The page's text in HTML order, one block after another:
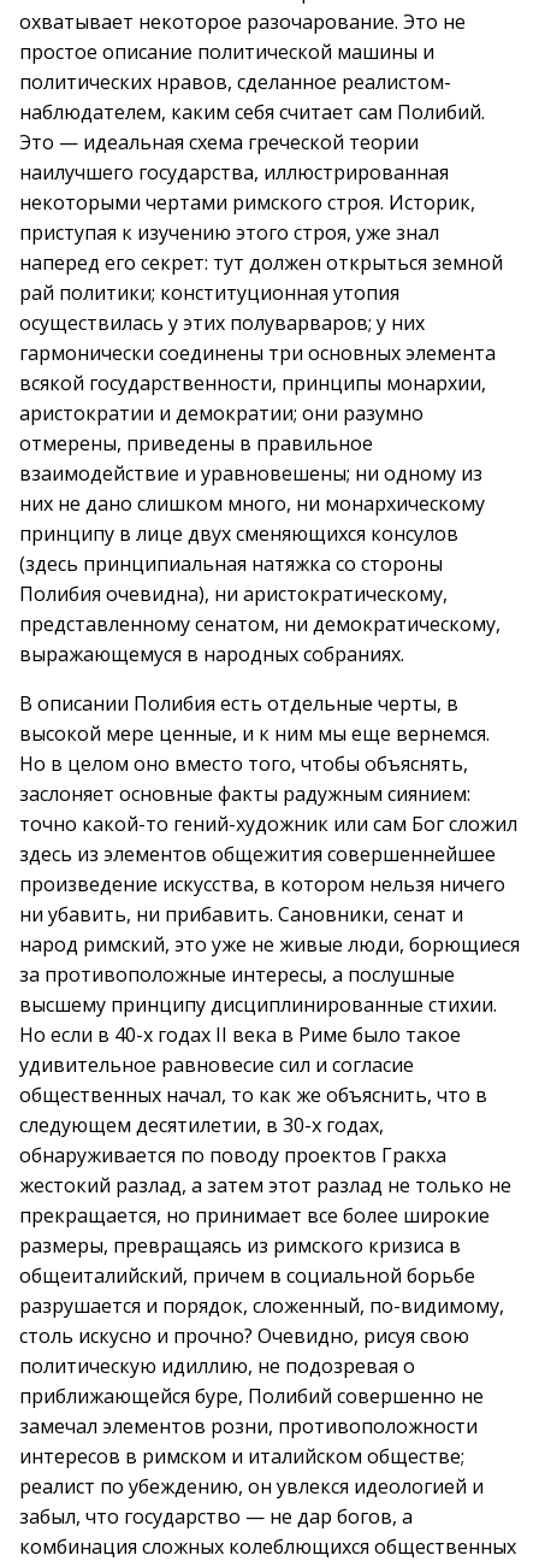
охватывает некоторое разочарование. Это не
простое описание политической машины и
политических нравов, сделанное реалистом-
наблюдателем, каким себя считает сам Полибий.
Это — идеальная схема греческой теории
наилучшего государства, иллюстрированная
некоторыми чертами римского строя. Историк,
приступая к изучению этого строя, уже знал
наперед его секрет: тут должен открыться земной
рай политики; конституционная утопия
осуществилась у этих полуварваров; у них
гармонически соединены три основных элемента
всякой государственности, принципы монархии,
аристократии и демократии; они разумно
отмерены, приведены в правильное
взаимодействие и уравновешены; ни одному из
них не дано слишком много, ни монархическому
принципу в лице двух сменяющихся консулов
(здесь принципиальная натяжка со стороны
Полибия очевидна), ни аристократическому,
представленному сенатом, ни демократическому,
выражающемуся в народных собраниях.
В описании Полибия есть отдельные черты, в
высокой мере ценные, и к ним мы еще вернемся.
Но в целом оно вместо того, чтобы объяснять,
заслоняет основные факты радужным сиянием:
точно какой-то гений-художник или сам Бог сложил
здесь из элементов общежития совершеннейшее
произведение искусства, в котором нельзя ничего
ни убавить, ни прибавить. Сановники, сенат и
народ римский, это уже не живые люди, борющиеся
за противоположные интересы, а послушные
высшему принципу дисциплинированные стихии.
Но если в 40-х годах II века в Риме было такое
удивительное равновесие сил и согласие
общественных начал, то как же объяснить, что в
следующем десятилетии, в 30-х годах,
обнаруживается по поводу проектов Гракха
жестокий разлад, а затем этот разлад не только не
прекращается, но принимает все более широкие
размеры, превращаясь из римского кризиса в
общеиталийский, причем в социальной борьбе
разрушается и порядок, сложенный, по-видимому,
столь искусно и прочно? Очевидно, рисуя свою
политическую идиллию, не подозревая о
приближающейся буре, Полибий совершенно не
замечал элементов розни, противоположности
интересов в римском и италийском обществе;
реалист по убеждению, он увлекся идеологией и
забыл, что государство — не дар богов, а
комбинация сложных колеблющихся общественных